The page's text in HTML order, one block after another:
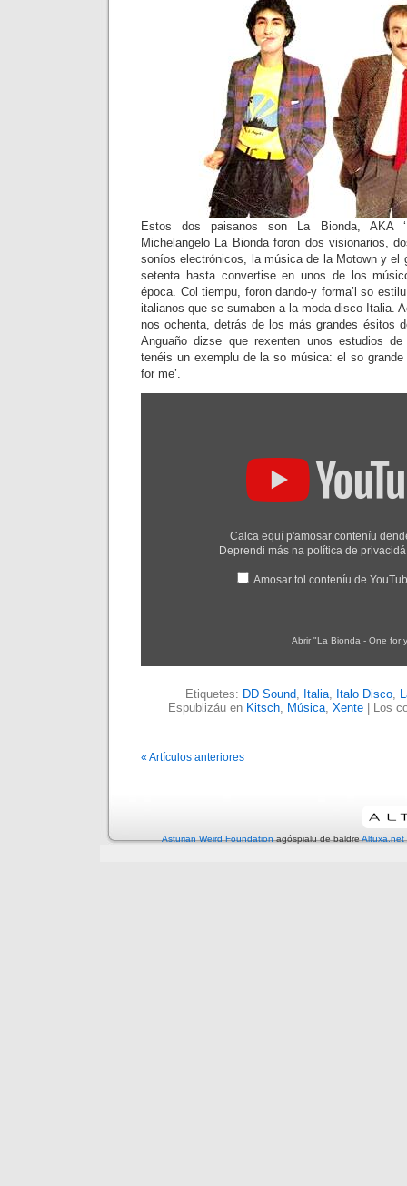
Estos dos paisanos son La Bionda, AKA
Michelangelo La Bionda foron dos visionarios,
soníos electrónicos, la música de la Motown y el
setenta hasta convertise en unos de los
época. Col tiempu, foron dando-y forma’l so
italianos que se sumaben a la moda disco Italia.
nos ochenta, detrás de los más grandes ésitos
Anguaño dizse que rexenten unos estudios
tenéis un exemplu de la so música: el so grande
for me’.
Calca equí p'amosar conteníu
Deprendi más na política de
Amosar tol conteníu de
Abrir "La Bionda - One for
Etiquetes: DD Sound, Italia, Italo Disco,
Espublizáu en Kitsch, Música, Xente| Los
« Artículos anteriores
Asturian Weird Foundationagóspialu de baldreAltuxa.net